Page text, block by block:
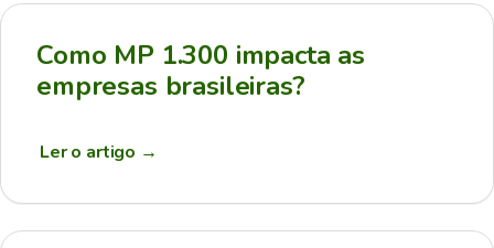
Como MP 1.300 impacta as
empresas brasileiras?
Ler o artigo →